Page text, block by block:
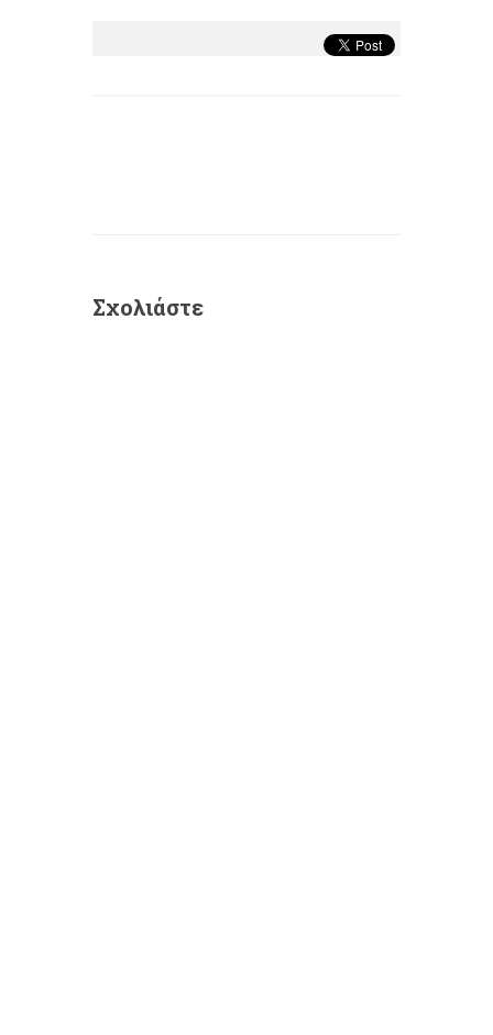
Σχολιάστε